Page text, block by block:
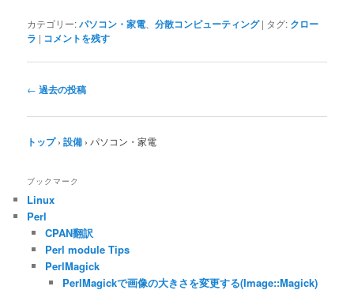
カテゴリー:パソコン・家電 、分散コンピューティング | タグ: クロー
ラ | コメントを残す
投
ナ
ビ
シ
ョ
ン
← 過去の投稿
トップ › 設備 › パソコン・家電
ブックマーク
Linux
Perl
CPAN翻訳
Perl module Tips
PerlMagick
PerlMagickで画像の大きさを変更する(Image::Magick)